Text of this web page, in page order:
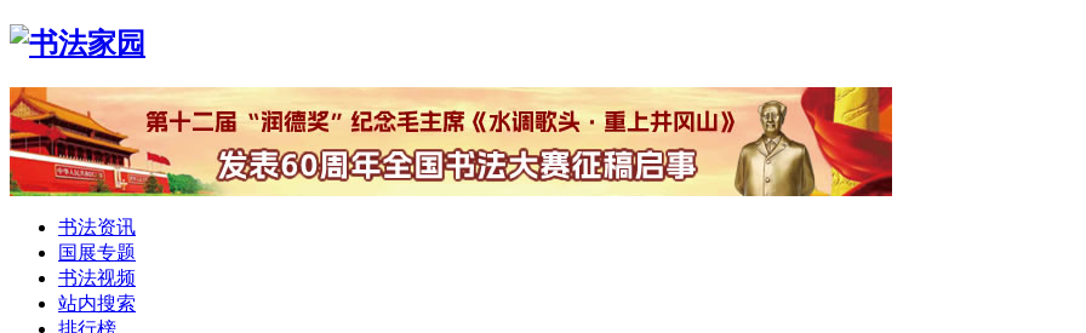
书法资讯
国展专题
书法视频
站内搜索
排行榜